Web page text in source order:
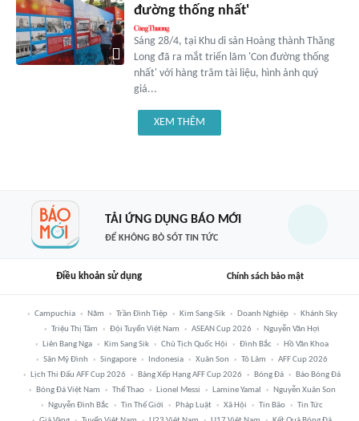
đường thống nhất'
Sáng 28/4, tại Khu di sản Hoàng thành Thăng
Long đã ra mắt triển lãm 'Con đường thống
nhất' với hàng trăm tài liệu, hình ảnh quý
giá...
XEM THÊM
TẢI ỨNG DỤNG BÁO MỚI
ĐỂ KHÔNG BỎ SÓT TIN TỨC
Điều khoản sử dụng Chính sách bảo mật
Campuchia Năm Trần Đình Tiệp Kim Sang-Sik Doanh Nghiệp
Khánh Sky
Triệu Thị Tâm
Đội Tuyển Việt Nam ASEAN Cup 2026
Nguyễn Văn Hợi
Liên Bang Nga
Kim Sang Sik Chủ Tịch Quốc Hội Đình Bắc
Hồ Văn Khoa
Sân Mỹ Đình
Singapore Indonesia Xuân Son Tô Lâm
AFF Cup 2026
Lịch Thi Đấu AFF Cup 2026
Bảng Xếp Hạng AFF Cup 2026 Bóng Đá
Báo Bóng Đá
Bóng Đá Việt Nam
Thể Thao Lionel Messi Lamine Yamal
Nguyễn Xuân Son
Nguyễn Đình Bắc
Tin Thế Giới Pháp Luật Xã Hội Tin Bão
Tin Tức